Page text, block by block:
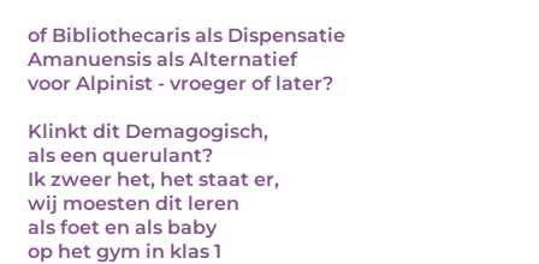
of Bibliothecaris als Dispensatie
Amanuensis als Alternatief
voor Alpinist - vroeger of later?
Klinkt dit Demagogisch,
als een querulant?
Ik zweer het, het staat er,
wij moesten dit leren
als foet en als baby
op het gym in klas 1